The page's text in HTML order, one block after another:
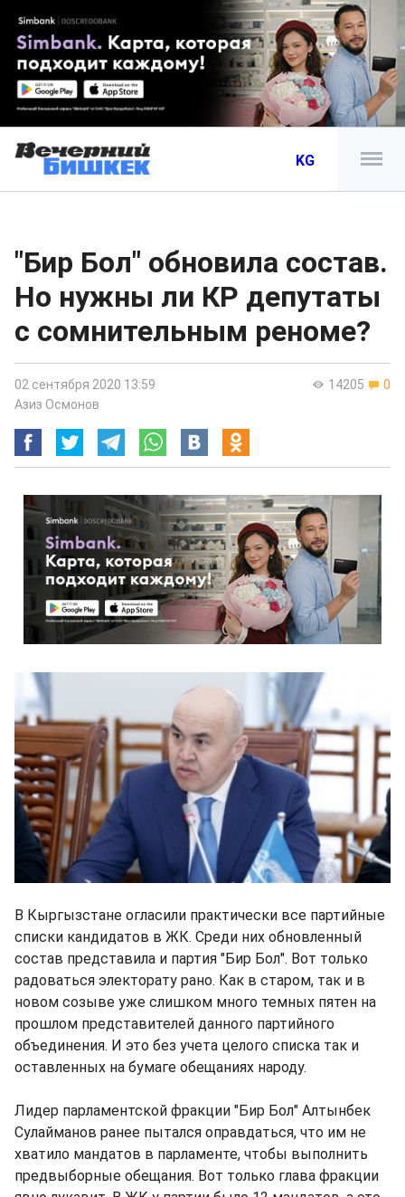
KG
"Бир Бол" обновила состав.
Но нужны ли КР депутаты
с сомнительным реноме?
14205 0
02 сентября 2020 13:59
Азиз Осмонов
В Кыргызстане огласили практически все партийные
списки кандидатов в ЖК. Среди них обновленный
состав представила и партия "Бир Бол". Вот только
радоваться электорату рано. Как в старом, так и в
новом созыве уже слишком много темных пятен на
прошлом представителей данного партийного
объединения. И это без учета целого списка так и
оставленных на бумаге обещаниях народу.
Лидер парламентской фракции "Бир Бол" Алтынбек
Сулайманов ранее пытался оправдаться, что им не
хватило мандатов в парламенте, чтобы выполнить
предвыборные обещания. Вот только глава фракции